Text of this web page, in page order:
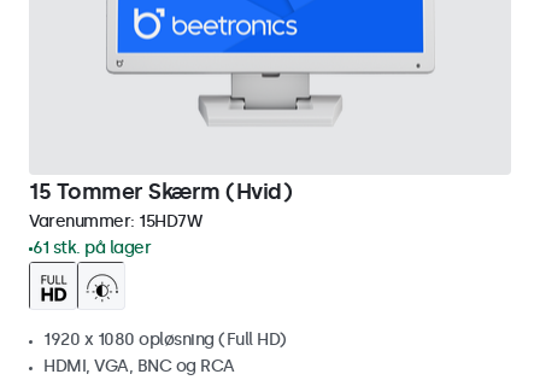
15 Tommer Skærm (Hvid)
Varenummer: 15HD7W
61 stk. på lager
1920 x 1080 opløsning (Full HD)
HDMI, VGA, BNC og RCA